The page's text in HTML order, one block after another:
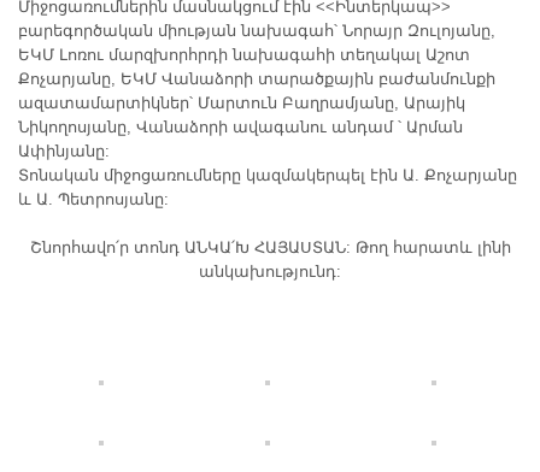
Միջոցառումներին մասնակցում էին <<Ինտերկապ>>
բարեգործական միության նախագահ՝ Նորայր Զուլոյանը,
ԵԿՄ Լոռու մարզխորհրդի նախագահի տեղակալ Աշոտ
Քոչարյանը, ԵԿՄ Վանաձորի տարածքային բաժանմունքի
ազատամարտիկներ՝ Մարտուն Բաղրամյանը, Արայիկ
Նիկողոսյանը, Վանաձորի ավագանու անդամ ՝ Արման
Ափինյանը:
Տոնական միջոցառումները կազմակերպել էին Ա. Քոչարյանը
և Ա. Պետրոսյանը:
Շնորհավո՛ր տոնդ ԱՆԿԱ՛Խ ՀԱՅԱՍՏԱՆ: Թող հարատև լինի
անկախությունդ: